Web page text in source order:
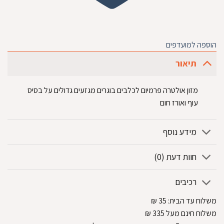
הוספה למועדפים
תיאור
מזון אולטרה פרמיום לכלבים בוגרים מגזעים גדולים על בסיס
עוף ואורז חום
מידע נוסף
חוות דעת (0)
רכיבים
משלוח עד הבית:
₪
משלוח חינם מעל 335
₪